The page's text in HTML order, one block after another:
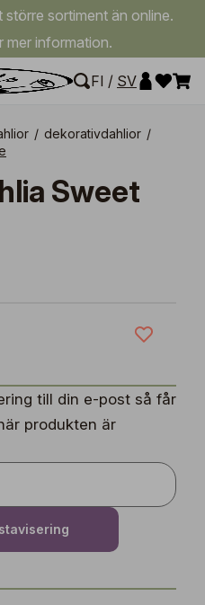
sortiment än online.
mer information.
FI / SV
/ dekorativdahlior /
till din e-post så får
produkten är